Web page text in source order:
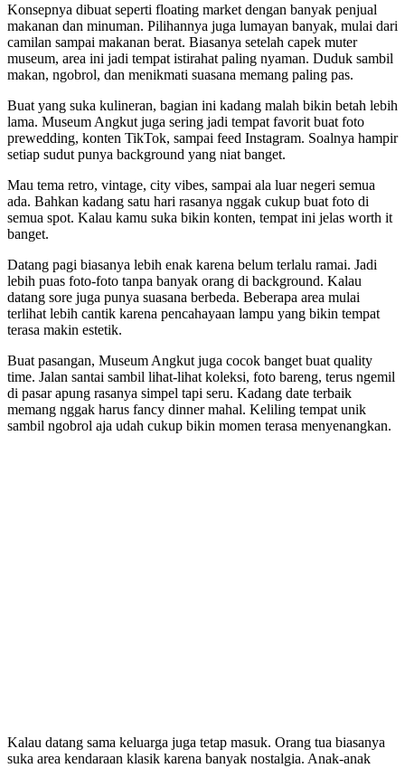
Konsepnya dibuat seperti floating market dengan banyak penjual
makanan dan minuman. Pilihannya juga lumayan banyak, mulai dari
camilan sampai makanan berat. Biasanya setelah capek muter
museum, area ini jadi tempat istirahat paling nyaman. Duduk sambil
makan, ngobrol, dan menikmati suasana memang paling pas.
Buat yang suka kulineran, bagian ini kadang malah bikin betah lebih
lama. Museum Angkut juga sering jadi tempat favorit buat foto
prewedding, konten TikTok, sampai feed Instagram. Soalnya hampir
setiap sudut punya background yang niat banget.
Mau tema retro, vintage, city vibes, sampai ala luar negeri semua
ada. Bahkan kadang satu hari rasanya nggak cukup buat foto di
semua spot. Kalau kamu suka bikin konten, tempat ini jelas worth it
banget.
Datang pagi biasanya lebih enak karena belum terlalu ramai. Jadi
lebih puas foto-foto tanpa banyak orang di background. Kalau
datang sore juga punya suasana berbeda. Beberapa area mulai
terlihat lebih cantik karena pencahayaan lampu yang bikin tempat
terasa makin estetik.
Buat pasangan, Museum Angkut juga cocok banget buat quality
time. Jalan santai sambil lihat-lihat koleksi, foto bareng, terus ngemil
di pasar apung rasanya simpel tapi seru. Kadang date terbaik
memang nggak harus fancy dinner mahal. Keliling tempat unik
sambil ngobrol aja udah cukup bikin momen terasa menyenangkan.
Kalau datang sama keluarga juga tetap masuk. Orang tua biasanya
suka area kendaraan klasik karena banyak nostalgia. Anak-anak